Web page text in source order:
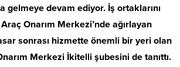
gelmeye devam ediyor. İş ortaklarını
Onarım Merkezi’nde ağırlayan
sonrası hizmette önemli bir yeri olan
Merkezi İkitelli şubesini de tanıttı.